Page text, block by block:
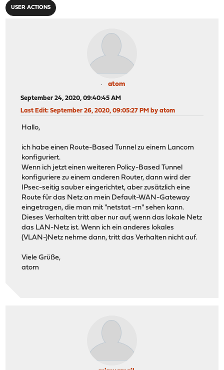
USER ACTIONS
atom
September 24, 2020, 09:40:45 AM
Last Edit: September 26, 2020, 09:05:27 PM by atom
Hallo,
ich habe einen Route-Based Tunnel zu einem Lancom
konfiguriert.
Wenn ich jetzt einen weiteren Policy-Based Tunnel
konfiguriere zu einem anderen Router, dann wird der
IPsec-seitig sauber eingerichtet, aber zusätzlich eine
Route für das Netz an mein Default-WAN-Gateway
eingetragen, die man mit "netstat -rn" sehen kann.
Dieses Verhalten tritt aber nur auf, wenn das lokale Netz
das LAN-Netz ist. Wenn ich ein anderes lokales
(VLAN-)Netz nehme dann, tritt das Verhalten nicht auf.
Viele Grüße,
atom